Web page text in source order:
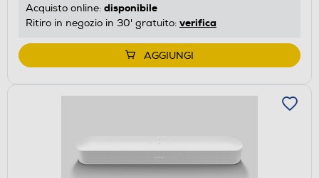
Acquisto online: disponibile
Ritiro in negozio in 30' gratuito: verifica
AGGIUNGI